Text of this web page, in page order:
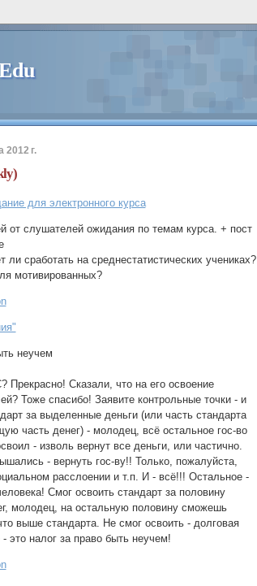
2012 г.
для электронного курса
от слушателей ожидания по темам курса. + пост
ли сработать на среднестатистических учениках?
мотивированных?
неучем
Прекрасно! Сказали, что на его освоение
Тоже спасибо! Заявите контрольные точки - и
за выделенные деньги (или часть стандарта
часть денег) - молодец, всё остальное гос-во
- изволь вернут все деньги, или частично.
- вернуть гос-ву!! Только, пожалуйста,
расслоении и т.п. И - всё!!! Остальное -
Смог освоить стандарт за половину
молодец, на остальную половину сможешь
выше стандарта. Не смог освоить - долговая
это налог за право быть неучем!